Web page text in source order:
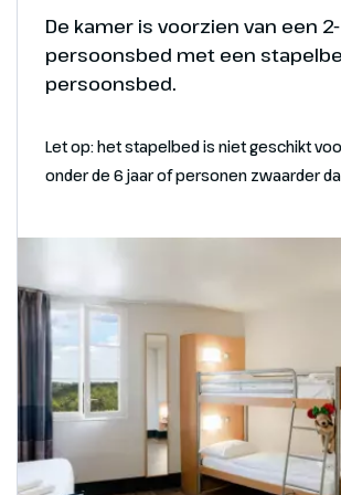
De kamer is voorzien van een 2-
persoonsbed met een
persoonsbed.
Let op: het stapelbed is niet geschikt
onder de 6 jaar of personen zwaarder
biedt een glimp van de
sprookjes, avonturen en vrolijke
je te wachten staat.
Foto's
Voorproefje van de magie in het
Foto's
World